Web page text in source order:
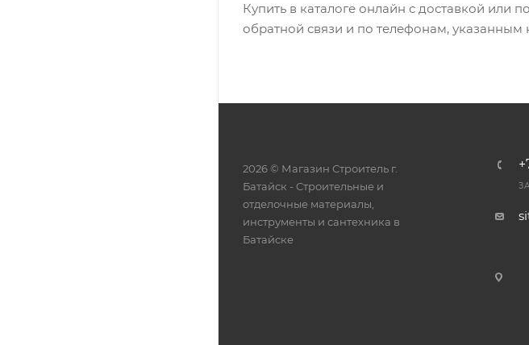
Купить в каталоге онлайн с доставкой или
обратной связи и по телефонам, указанным
2026 © Магазин Строитель г.
Батайск - Cтроительные и
отделочные материалы,
инструменты и сантехника в
Батайске